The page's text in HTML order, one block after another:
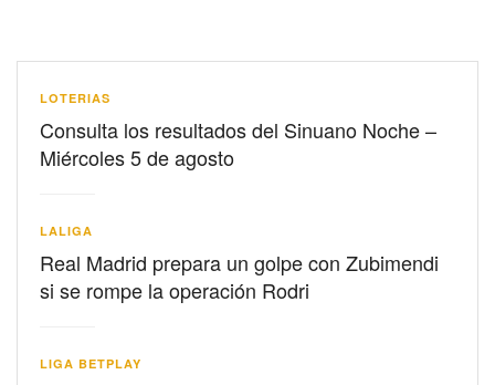
LOTERIAS
Consulta los resultados del Sinuano Noche –
Miércoles 5 de agosto
LALIGA
Real Madrid prepara un golpe con Zubimendi
si se rompe la operación Rodri
LIGA BETPLAY